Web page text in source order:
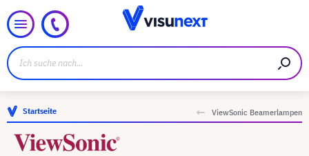
Startseite ViewSonic Beamerlampen